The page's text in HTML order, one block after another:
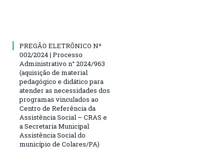
PREGÃO ELETRÔNICO Nº
002/2024 | Processo
Administrativo n° 2024/963
(aquisição de material
pedagógico e didático para
atender as necessidades dos
programas vinculados ao
Centro de Referência da
Assistência Social – CRAS e
a Secretaria Municipal
Assistência Social do
município de Colares/PA)